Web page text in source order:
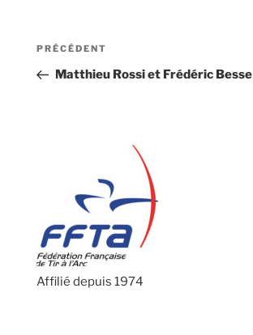
Navigation
l’article
Article
précédent
PRÉCÉDENT
Matthieu Rossi et Frédéric Besse
Affilié depuis 1974